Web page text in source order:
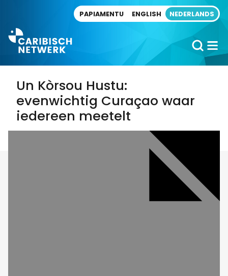
PAPIAMENTU ENGLISH NEDERLANDS
Un Kòrsou Hustu:
evenwichtig Curaçao waar
iedereen meetelt